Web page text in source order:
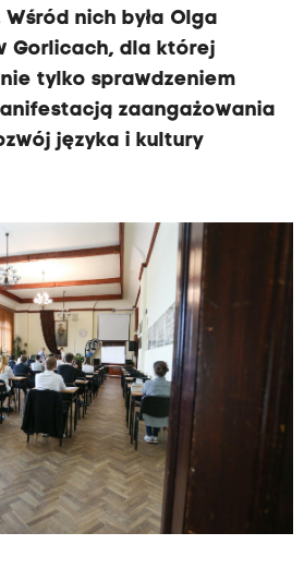
nich była Olga
Gorlicach, dla której
tylko sprawdzeniem
zaangażowania
języka i kultury